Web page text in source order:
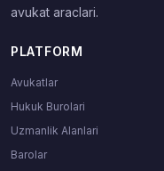
avukat araclari.
PLATFORM
Avukatlar
Hukuk Burolari
Uzmanlik Alanlari
Barolar